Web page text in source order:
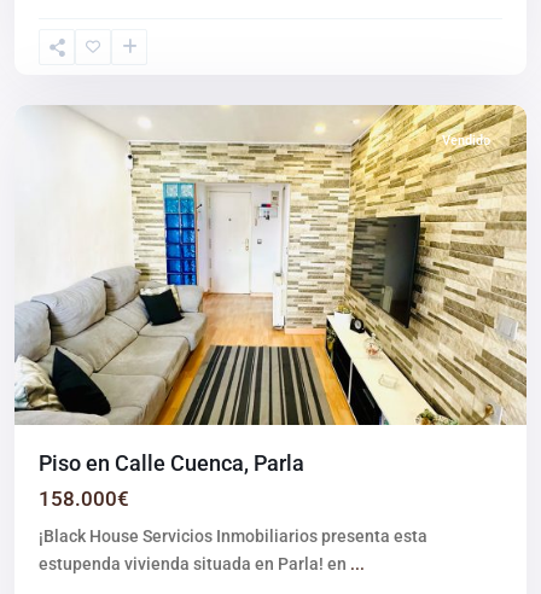
Vendido
Piso en Calle Cuenca, Parla
158.000€
¡Black House Servicios Inmobiliarios presenta esta
estupenda vivienda situada en Parla! en ...